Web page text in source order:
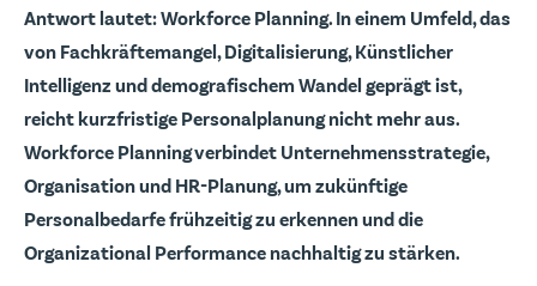
Antwort lautet: Workforce Planning. In einem Umfeld, das
von Fachkräftemangel, Digitalisierung, Künstlicher
Intelligenz und demografischem Wandel geprägt ist,
reicht kurzfristige Personalplanung nicht mehr aus.
Workforce Planning verbindet Unternehmensstrategie,
Organisation und HR-Planung, um zukünftige
Personalbedarfe frühzeitig zu erkennen und die
Organizational Performance nachhaltig zu stärken.